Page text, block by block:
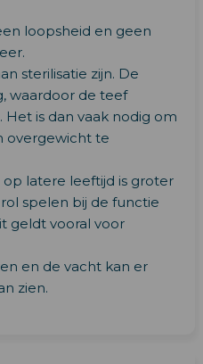
loopsheid en geen
sterilisatie zijn. De
waardoor de teef
is dan vaak nodig om
overgewicht te
latere leeftijd is groter
spelen bij de functie
geldt vooral voor
en de vacht kan er
zien.